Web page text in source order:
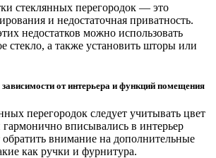
стеклянных перегородок — это
и недостаточная приватность.
недостатков можно использовать
стекло, а также установить шторы или
от интерьера и функций помещения
перегородок следует учитывать цвет
вписывались в интерьер
внимание на дополнительные
как ручки и фурнитура.